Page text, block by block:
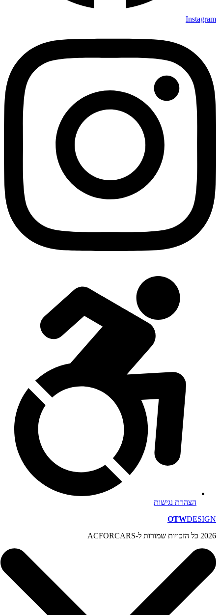
Instagram
הצהרת נגישות
OTWDESIGN
2026 כל הזכויות שמורות ל-ACFORCARS